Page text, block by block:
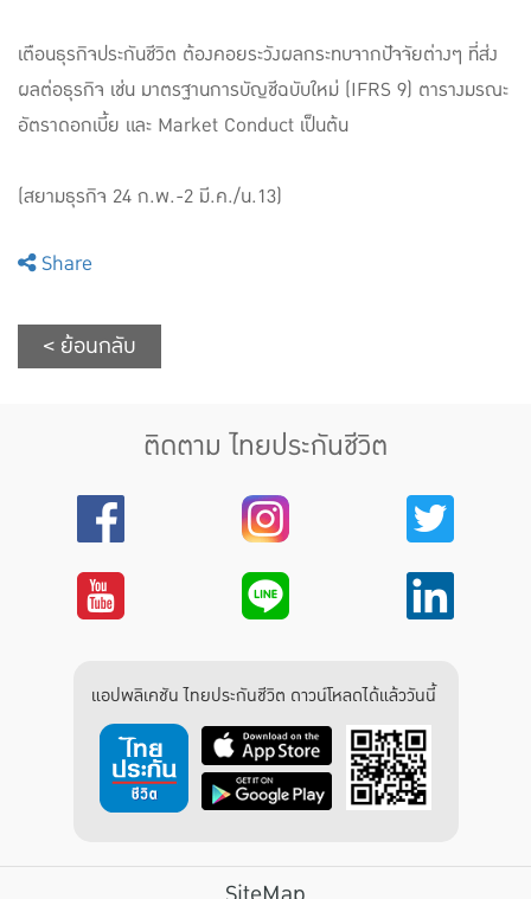
เตือนธุรกิจประกันชีวิต ต้องคอยระวังผลกระทบจากปัจจัยต่างๆ ที่ส่ง
ผลต่อธุรกิจ เช่น มาตรฐานการบัญชีฉบับใหม่ (IFRS 9) ตารางมรณะ
อัตราดอกเบี้ย และ Market Conduct เป็นต้น
(สยามธุรกิจ 24 ก.พ.-2 มี.ค./น.13)
Share
< ย้อนกลับ
ติดตาม ไทยประกันชีวิต
แอปพลิเคชัน ไทยประกันชีวิต ดาวน์โหลดได้แล้ววันนี้